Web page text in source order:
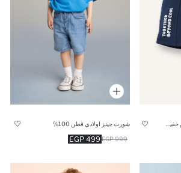
شورت جينز اولادي قطن 100%
499 EGP 999 EGP